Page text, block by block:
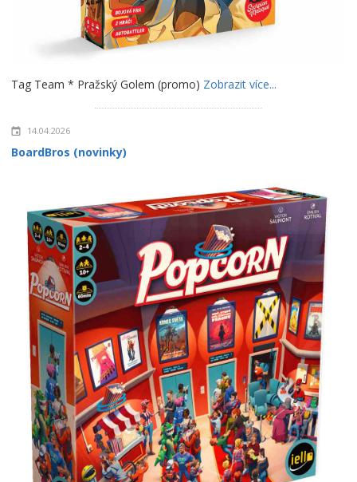
Tag Team * Pražský Golem (promo) Zobrazit více...
14.04.2026
BoardBros (novinky)